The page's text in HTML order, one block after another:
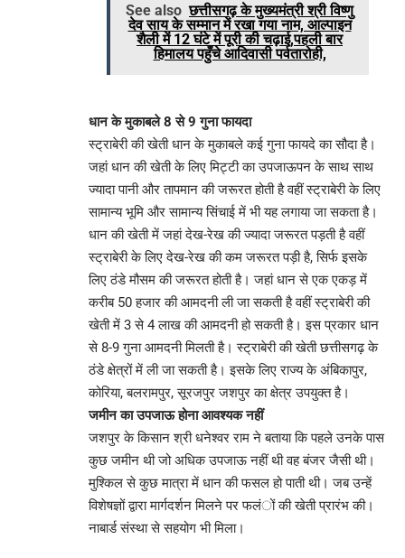
See also छत्तीसगढ़ के मुख्यमंत्री श्री विष्णु
देव साय के सम्मान में रखा गया नाम, आल्पाइन
शैली में 12 घंटे में पूरी की चढ़ाई,पहली बार
हिमालय पहुँचे आदिवासी पर्वतारोही,
धान के मुकाबले 8 से 9 गुना फायदा
स्ट्राबेरी की खेती धान के मुकाबले कई गुना फायदे का सौदा है।
जहां धान की खेती के लिए मिट्टी का उपजाऊपन के साथ साथ
ज्यादा पानी और तापमान की जरूरत होती है वहीं स्ट्राबेरी के लिए
सामान्य भूमि और सामान्य सिंचाई में भी यह लगाया जा सकता है।
धान की खेती में जहां देख-रेख की ज्यादा जरूरत पड़ती है वहीं
स्ट्राबेरी के लिए देख-रेख की कम जरूरत पड़ी है, सिर्फ इसके
लिए ठंडे मौसम की जरूरत होती है। जहां धान से एक एकड़ में
करीब 50 हजार की आमदनी ली जा सकती है वहीं स्ट्राबेरी की
खेती में 3 से 4 लाख की आमदनी हो सकती है। इस प्रकार धान
से 8-9 गुना आमदनी मिलती है। स्ट्राबेरी की खेती छत्तीसगढ़ के
ठंडे क्षेत्रों में ली जा सकती है। इसके लिए राज्य के अंबिकापुर,
कोरिया, बलरामपुर, सूरजपुर जशपुर का क्षेत्र उपयुक्त है।
जमीन का उपजाऊ होना आवश्यक नहीं
जशपुर के किसान श्री धनेश्वर राम ने बताया कि पहले उनके पास
कुछ जमीन थी जो अधिक उपजाऊ नहीं थी वह बंजर जैसी थी।
मुश्किल से कुछ मात्रा में धान की फसल हो पाती थी। जब उन्हें
विशेषज्ञों द्वारा मार्गदर्शन मिलने पर फलंों की खेती प्रारंभ की।
नाबार्ड संस्था से सहयोग भी मिला।